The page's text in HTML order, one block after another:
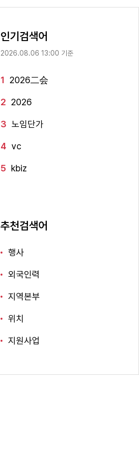
인기검색어
2026.08.06 13:00 기준
1 2026二会
2 2026
3 노임단가
4 vc
5 kbiz
추천검색어
행사
외국인력
지역본부
위치
지원사업